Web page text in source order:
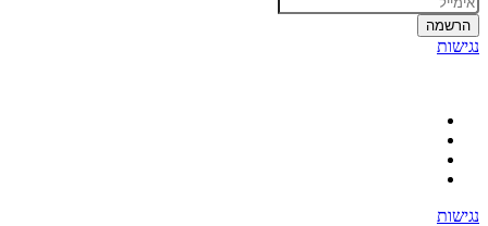
הרשמה
נגישות
נגישות